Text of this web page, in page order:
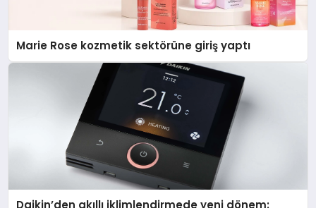
Marie Rose kozmetik sektörüne giriş yaptı